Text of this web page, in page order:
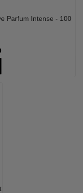
Parfum Intense - 100